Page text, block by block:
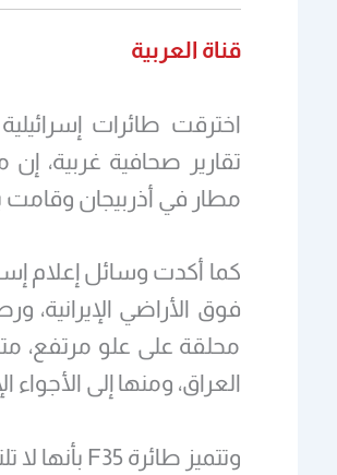
قناة العربية
اخترقت طائرات
مطار في أذربيجان وقامت
فوق الأراضي
محلقة على علو مرتفع،
العراق، ومنها إلى الأجواء
وتتميز طائرة F35 بأنها لا تلتقط بواسطة الرادارات.